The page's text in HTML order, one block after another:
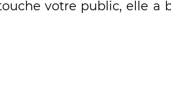
votre public, elle a